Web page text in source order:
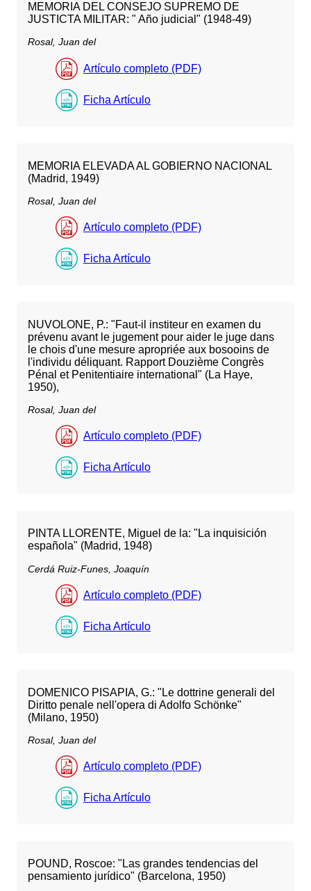
MEMORIA DEL CONSEJO SUPREMO DE
JUSTICTA MILITAR: " Año judicial" (1948-49)
Rosal, Juan del
Artículo completo (PDF)
Ficha Artículo
MEMORIA ELEVADA AL GOBIERNO NACIONAL
(Madrid, 1949)
Rosal, Juan del
Artículo completo (PDF)
Ficha Artículo
NUVOLONE, P.: "Faut-il institeur en examen du
prévenu avant le jugement pour aider le juge dans
le chois d'une mesure apropriée aux bosooins de
l'individu déliquant. Rapport Douzième Congrès
Pénal et Penitentiaire international" (La Haye,
1950),
Rosal, Juan del
Artículo completo (PDF)
Ficha Artículo
PINTA LLORENTE, Miguel de la: "La inquisición
española" (Madrid, 1948)
Cerdá Ruiz-Funes, Joaquín
Artículo completo (PDF)
Ficha Artículo
DOMENICO PISAPIA, G.: "Le dottrine generali del
Diritto penale nell'opera di Adolfo Schönke"
(Milano, 1950)
Rosal, Juan del
Artículo completo (PDF)
Ficha Artículo
POUND, Roscoe: "Las grandes tendencias del
pensamiento jurídico" (Barcelona, 1950)